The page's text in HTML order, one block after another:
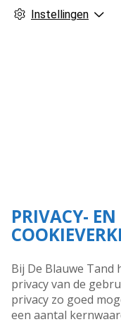
Instellingen
PRIVACY- EN
Bij De Blauwe Tand
privacy van de
privacy zo goed
een aantal